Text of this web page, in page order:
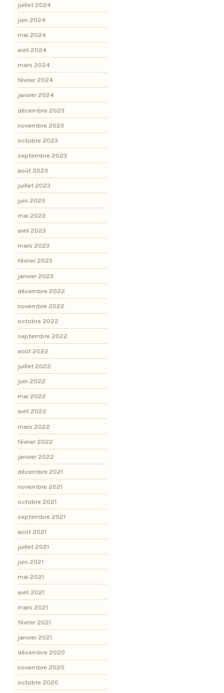
juillet 2024
juin 2024
mai 2024
avril 2024
mars 2024
février 2024
janvier 2024
décembre 2023
novembre 2023
octobre 2023
septembre 2023
août 2023
juillet 2023
juin 2023
mai 2023
avril 2023
mars 2023
février 2023
janvier 2023
décembre 2022
novembre 2022
octobre 2022
septembre 2022
août 2022
juillet 2022
juin 2022
mai 2022
avril 2022
mars 2022
février 2022
janvier 2022
décembre 2021
novembre 2021
octobre 2021
septembre 2021
août 2021
juillet 2021
juin 2021
mai 2021
avril 2021
mars 2021
février 2021
janvier 2021
décembre 2020
novembre 2020
octobre 2020